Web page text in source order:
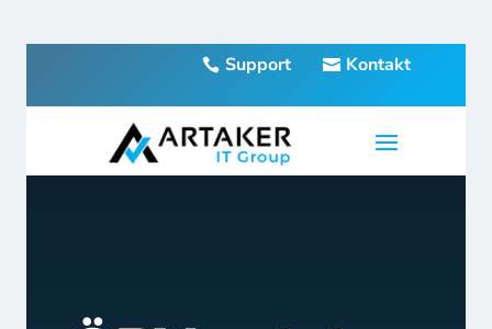
Support Kontakt